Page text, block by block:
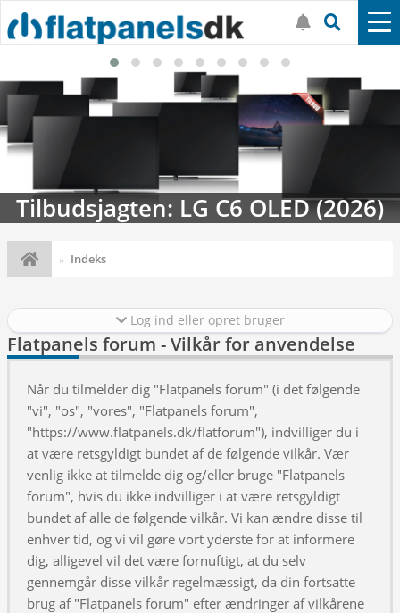
Tilbudsjagten: LG C6 OLED (2026)
Indeks
Log ind eller opret bruger
Flatpanels forum - Vilkår for anvendelse
Når du tilmelder dig "Flatpanels forum" (i det følgende
"vi", "os", "vores", "Flatpanels forum",
"https://www.flatpanels.dk/flatforum"), indvilliger du i
at være retsgyldigt bundet af de følgende vilkår. Vær
venlig ikke at tilmelde dig og/eller bruge "Flatpanels
forum", hvis du ikke indvilliger i at være retsgyldigt
bundet af alle de følgende vilkår. Vi kan ændre disse til
enhver tid, og vi vil gøre vort yderste for at informere
dig, alligevel vil det være fornuftigt, at du selv
gennemgår disse vilkår regelmæssigt, da din fortsatte
brug af "Flatpanels forum" efter ændringer af vilkårene